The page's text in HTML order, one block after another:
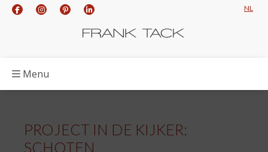
NL
Menu
PROJECT IN DE KIJKER:
SCHOTEN